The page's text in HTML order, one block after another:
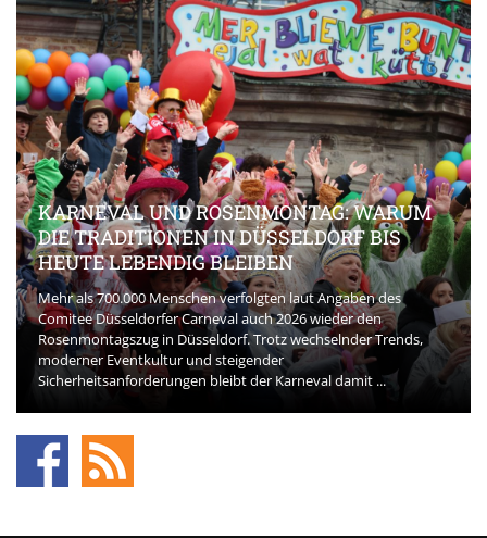
KARNEVAL UND ROSENMONTAG: WARUM
DIE TRADITIONEN IN DÜSSELDORF BIS
HEUTE LEBENDIG BLEIBEN
Mehr als 700.000 Menschen verfolgten laut Angaben des
Comitee Düsseldorfer Carneval auch 2026 wieder den
Rosenmontagszug in Düsseldorf. Trotz wechselnder Trends,
moderner Eventkultur und steigender
Sicherheitsanforderungen bleibt der Karneval damit ...